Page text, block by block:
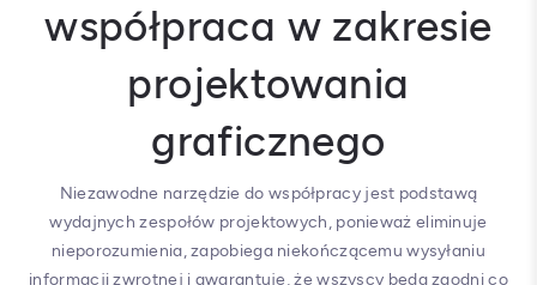
współpraca w zakresie
projektowania
graficznego
Niezawodne narzędzie do współpracy jest podstawą
wydajnych zespołów projektowych, ponieważ eliminuje
nieporozumienia, zapobiega niekończącemu wysyłaniu
informacji zwrotnej i gwarantuje, że wszyscy będą zgodni co